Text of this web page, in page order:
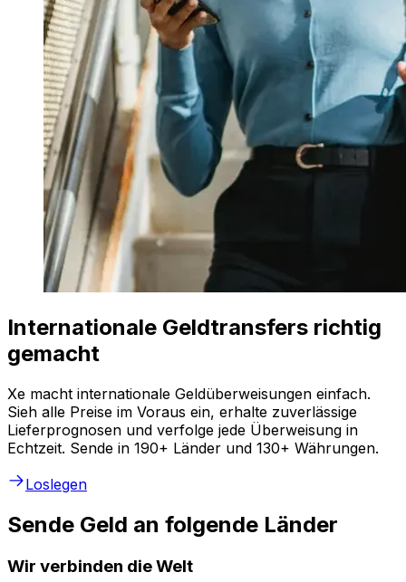
Internationale Geldtransfers richtig
gemacht
Xe macht internationale Geldüberweisungen einfach.
Sieh alle Preise im Voraus ein, erhalte zuverlässige
Lieferprognosen und verfolge jede Überweisung in
Echtzeit. Sende in 190+ Länder und 130+ Währungen.
Loslegen
Sende Geld an folgende Länder
Wir verbinden die Welt